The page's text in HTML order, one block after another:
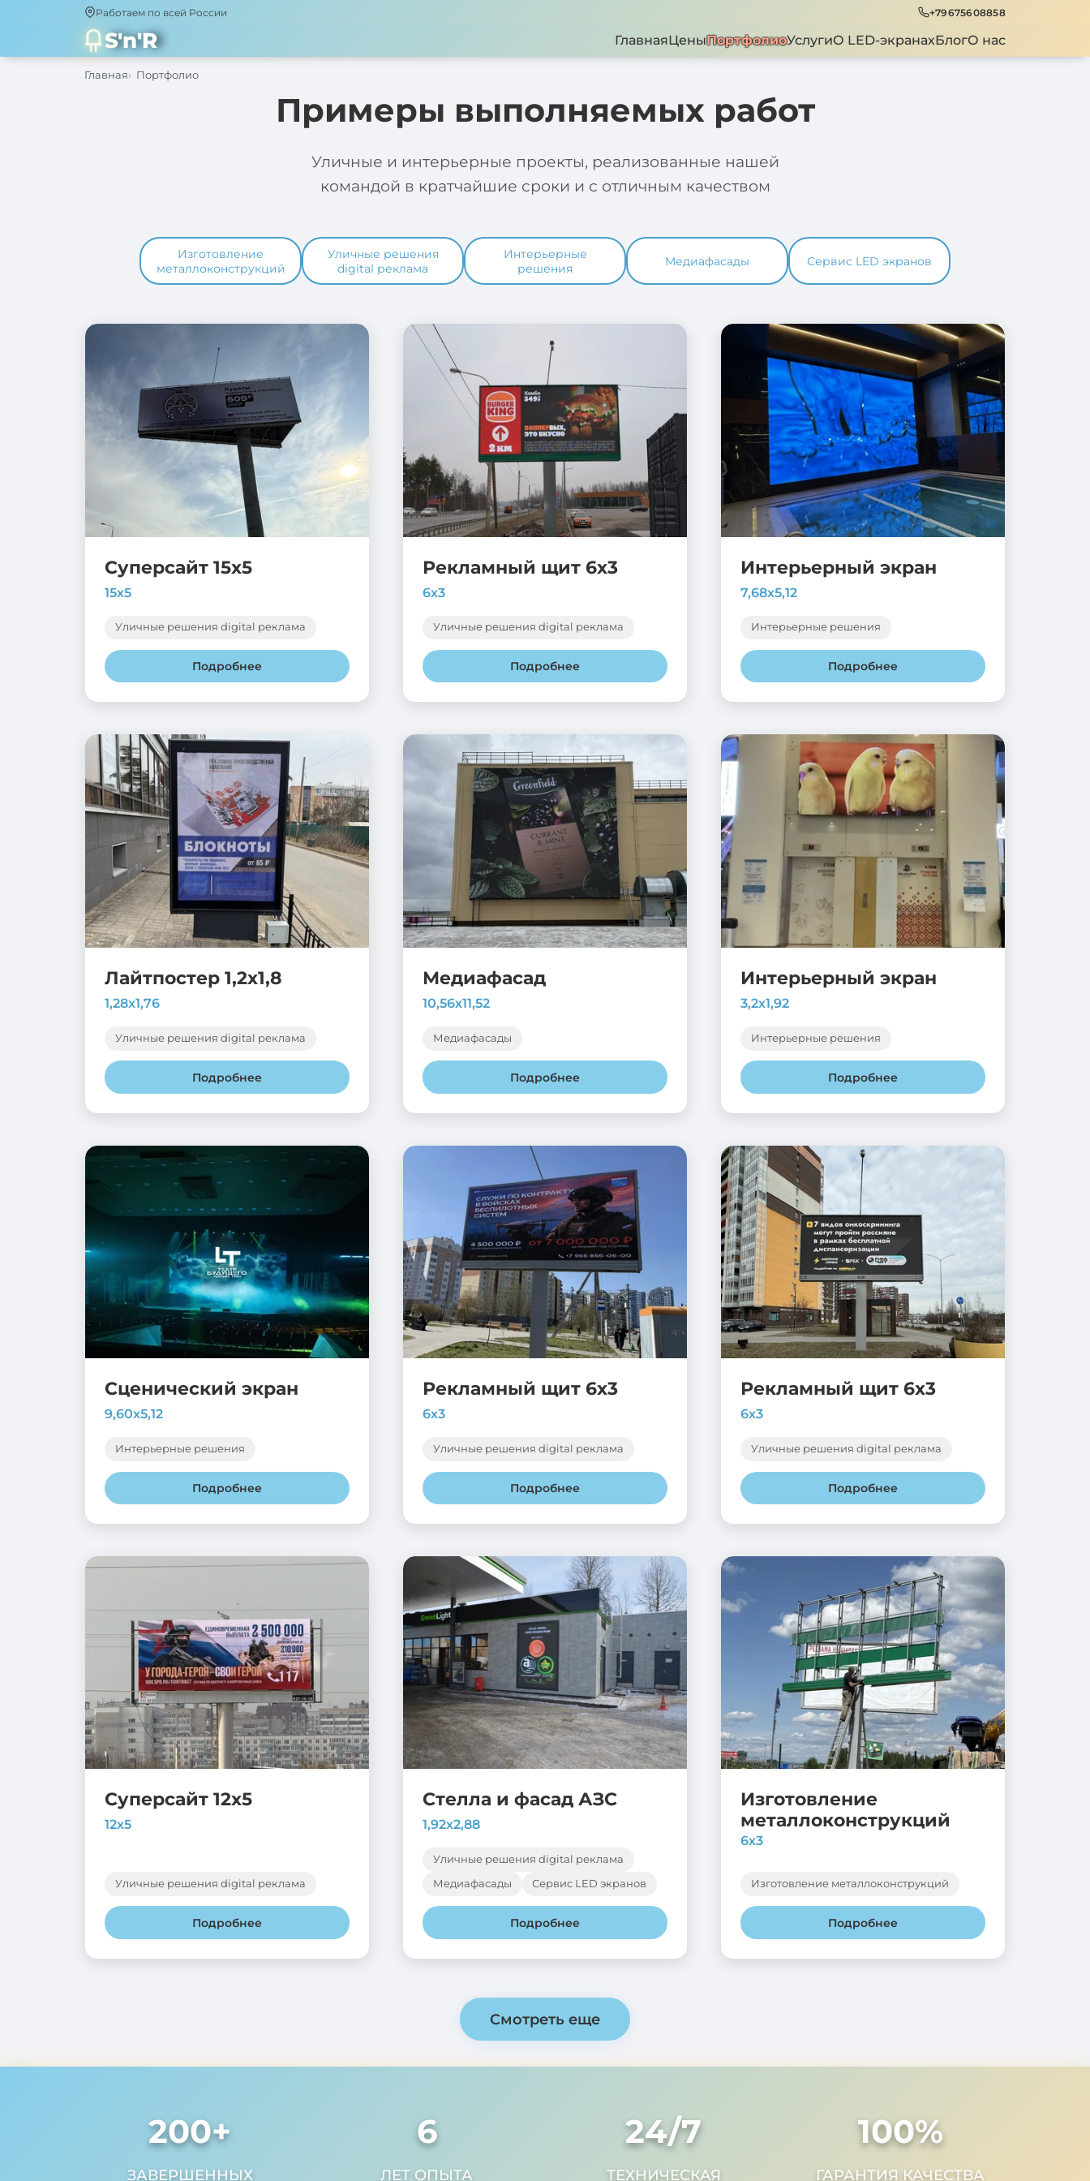
Работаем по всей России +79675608858
S'n'R ГлавнаяЦеныПортфолиоУслугиО LED-экранахБлогО нас
Главная Портфолио
Примеры выполняемых работ
Уличные и интерьерные проекты, реализованные нашей
командой в кратчайшие сроки и с отличным качеством
Изготовление
металлоконструкций
Уличные решения
digital реклама
Интерьерные
решения
Медиафасады Сервис LED экранов
Суперсайт 15х5
15х5
Уличные решения digital реклама
Подробнее
Рекламный щит 6х3
6х3
Уличные решения digital реклама
Подробнее
Интерьерный экран
7,68х5,12
Интерьерные решения
Подробнее
Лайтпостер 1,2х1,8
1,28х1,76
Уличные решения digital реклама
Подробнее
Медиафасад
10,56х11,52
Медиафасады
Подробнее
Интерьерный экран
3,2х1,92
Интерьерные решения
Подробнее
Сценический экран
9,60х5,12
Интерьерные решения
Подробнее
Рекламный щит 6х3
6х3
Уличные решения digital реклама
Подробнее
Рекламный щит 6х3
6х3
Уличные решения digital реклама
Подробнее
Суперсайт 12х5
12х5
Уличные решения digital реклама
Подробнее
Стелла и фасад АЗС
1,92х2,88
Уличные решения digital реклама
Медиафасады
Сервис LED экранов
Подробнее
Изготовление
металлоконструкций
6х3
Изготовление металлоконструкций
Подробнее
Смотреть еще
200+
ЗАВЕРШЕННЫХ
6
ЛЕТ ОПЫТА
24/7
ТЕХНИЧЕСКАЯ
100%
ГАРАНТИЯ КАЧЕСТВА